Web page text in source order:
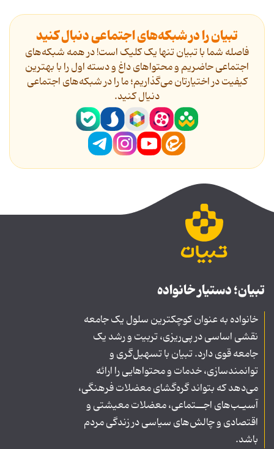
تبیان را در شبکه‌های اجتماعی دنبال کنید
فاصله شما با تبیان تنها یک کلیک است! در همه شبکه‌های
اجتماعی حاضریم و محتواهای داغ و دسته اول را با بهترین
کیفیت در اختیارتان می‌گذاریم؛ ما را در شبکه‌های اجتماعی
دنیال کنید.
تبیان؛ دستیار خانواده
خانواده به عنوان کوچکترین سلول یک جامعه
نقشی اساسی در پی‌ریزی، تربیت و رشد یک
جامعه قوی دارد. تبیان با تسهیل‌گری و
توانمندسازی، خدمات و محتواهایی را ارائه
می‌دهد که بتواند گره‌گشای معضلات فرهنگی،
آسیـب‌های اجــتماعی، معضلات معیشتی و
اقتصادی و چالش‌های سیاسی در زندگی مردم
باشد.